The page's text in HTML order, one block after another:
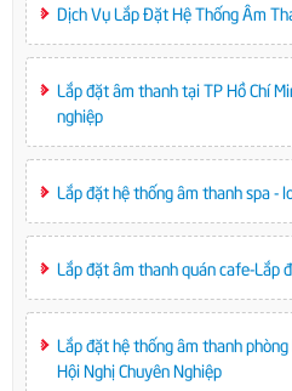
Dịch Vụ Lắp Đặt Hệ Thống Âm
Lắp đặt âm thanh tại TP Hồ Chí
nghiệp
Lắp đặt hệ thống âm thanh spa -
Lắp đặt âm thanh quán cafe-Lắp
Lắp đặt hệ thống âm thanh
Hội Nghị Chuyên Nghiệp